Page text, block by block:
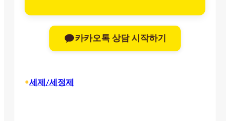
카카오톡 상담 시작하기
•세제/세정제